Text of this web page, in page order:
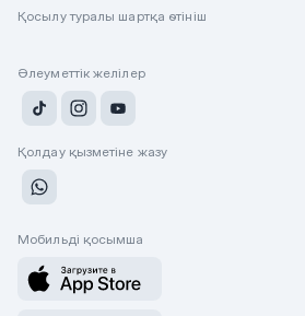
Қосылу туралы шартқа өтініш
Әлеуметтік желілер
Қолдау қызметіне жазу
Мобильді қосымша